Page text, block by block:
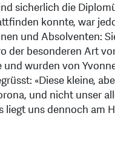
sicherlich die
konnte, war
und Absolventen:
der besonderen Art
wurden von
«Diese kleine,
und nicht unser
uns dennoch am